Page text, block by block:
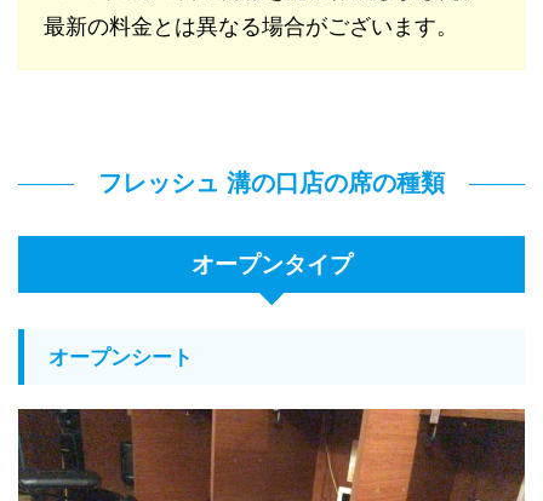
最新の料金とは異なる場合がございます。
フレッシュ 溝の口店の席の種類
オープンタイプ
オープンシート